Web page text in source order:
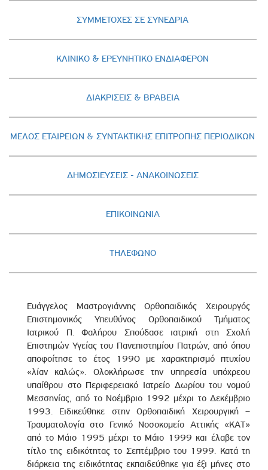
ΣΥΜΜΕΤΟΧΕΣ ΣΕ ΣΥΝΕΔΡΙΑ
ΚΛΙΝΙΚΟ & ΕΡΕΥΝΗΤΙΚΟ ΕΝΔΙΑΦΕΡΟΝ
ΔΙΑΚΡΙΣΕΙΣ & ΒΡΑΒΕΙΑ
ΜΕΛΟΣ ΕΤΑΙΡΕΙΩΝ & ΣΥΝΤΑΚΤΙΚΗΣ ΕΠΙΤΡΟΠΗΣ ΠΕΡΙΟΔΙΚΩΝ
ΔΗΜΟΣΙΕΥΣΕΙΣ - AΝΑΚΟΙΝΩΣΕΙΣ
ΕΠΙΚΟΙΝΩΝΙΑ
ΤΗΛΕΦΩΝΟ
Ευάγγελος Μαστρογιάννης Ορθοπαιδικός Χειρουργός
Επιστημονικός Υπευθύνος Ορθοπαιδικού Τμήματος
Ιατρικού Π. Φαλήρου Σπούδασε ιατρική στη Σχολή
Επιστημών Υγείας του Πανεπιστημίου Πατρών, από όπου
αποφοίτησε το έτος 1990 με χαρακτηρισμό πτυχίου
«λίαν καλώς». Ολοκλήρωσε την υπηρεσία υπόχρεου
υπαίθρου στο Περιφερειακό Ιατρείο Δωρίου του νομού
Μεσσηνίας, από το Νοέμβριο 1992 μέχρι το Δεκέμβριο
1993. Ειδικεύθηκε στην Ορθοπαιδική Χειρουργική –
Τραυματολογία στο Γενικό Νοσοκομείο Αττικής «KAT»
από το Μάιο 1995 μέχρι το Μάιο 1999 και έλαβε τον
τίτλο της ειδικότητας το Σεπτέμβριο του 1999. Κατά τη
διάρκεια της ειδικότητας εκπαιδεύθηκε για έξι μήνες στο